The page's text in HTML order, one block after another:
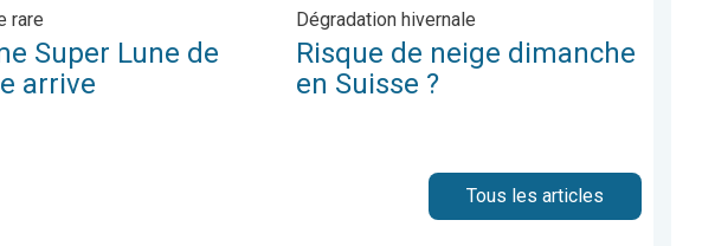
rare
Super Lune de
arrive
Dégradation hivernale
Risque de neige dimanche
en Suisse ?
Tous les articles